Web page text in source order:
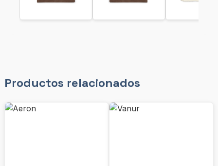
Productos relacionados